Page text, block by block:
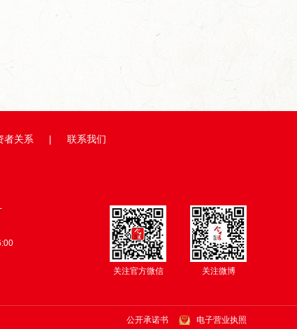
者关系 | 联系我们
关注官方微信
关注微博
电子营业执照
公开承诺书